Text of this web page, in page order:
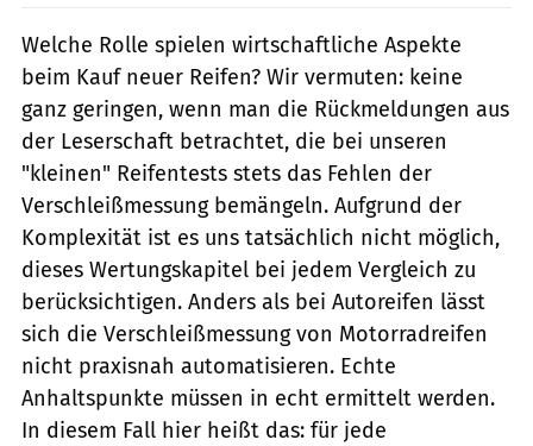
Welche Rolle spielen wirtschaftliche Aspekte
beim Kauf neuer Reifen? Wir vermuten: keine
ganz geringen, wenn man die Rückmeldungen aus
der Leserschaft betrachtet, die bei unseren
"kleinen" Reifentests stets das Fehlen der
Verschleißmessung bemängeln. Aufgrund der
Komplexität ist es uns tatsächlich nicht möglich,
dieses Wertungskapitel bei jedem Vergleich zu
berücksichtigen. Anders als bei Autoreifen lässt
sich die Verschleißmessung von Motorradreifen
nicht praxisnah automatisieren. Echte
Anhaltspunkte müssen in echt ermittelt werden.
In diesem Fall hier heißt das: für jede